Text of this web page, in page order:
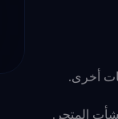
أخرى.
المتجر.